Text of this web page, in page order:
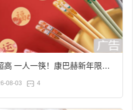
高 一人一筷！康巴赫新年限定
子大促：19.9元
08-03 4